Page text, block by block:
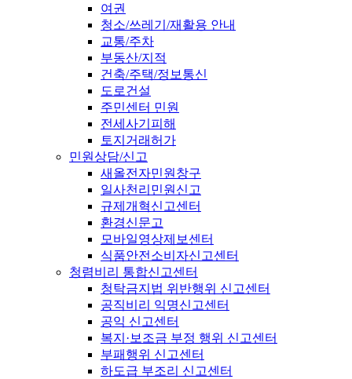
여권
청소/쓰레기/재활용 안내
교통/주차
부동산/지적
건축/주택/정보통신
도로건설
주민센터 민원
전세사기피해
토지거래허가
민원상담/신고
새올전자민원창구
일사천리민원신고
규제개혁신고센터
환경신문고
모바일영상제보센터
식품안전소비자신고센터
청렴비리 통합신고센터
청탁금지법 위반행위 신고센터
공직비리 익명신고센터
공익 신고센터
복지·보조금 부정 행위 신고센터
부패행위 신고센터
하도급 부조리 신고센터